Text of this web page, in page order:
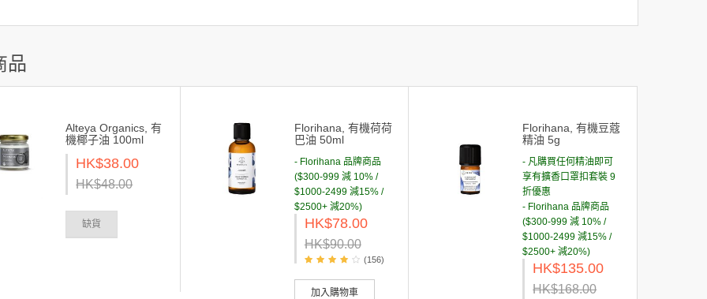
品
Alteya Organics, 有
機椰子油 100ml
HK$38.00
HK$48.00
缺貨
Florihana, 有機荷荷
巴油 50ml
- Florihana 品牌商品
($300-999 減 10% /
$1000-2499 減15% /
$2500+ 減20%)
HK$78.00
HK$90.00
(156)
加入購物車
Florihana, 有機豆蔻
精油 5g
- 凡購買任何精油即可
享有擴香口罩扣套裝 9
折優惠
- Florihana 品牌商品
($300-999 減 10% /
$1000-2499 減15% /
$2500+ 減20%)
HK$135.00
HK$168.00